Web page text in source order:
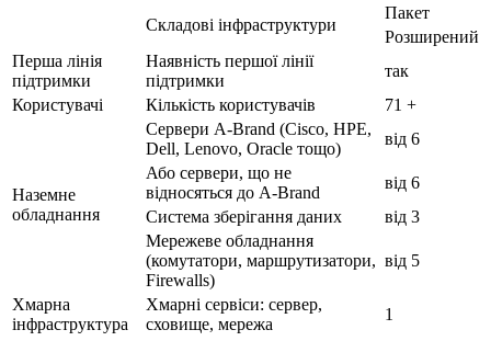
Складові інфраструктури
Пакет
Розширений
Перша лінія
підтримки
Наявність першої лінії
підтримки
так
Користувачі
Кількість користувачів 71 +
Наземне
обладнання
Сервери A-Brand (Cisco, HPE,
Dell, Lenovo, Oracle тощо)
від 6
Або сервери, що не
відносяться до A-Brand
від 6
Система зберігання даних
від 3
Мережеве обладнання
(комутатори, маршрутизатори,
Firewalls)
від 5
Хмарна
інфраструктура
Хмарні сервіси: сервер,
сховище, мережа
1